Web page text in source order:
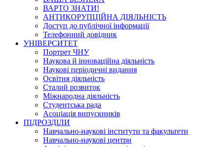
ВАРТО ЗНАТИ!
АНТИКОРУПЦІЙНА ДІЯЛЬНІСТЬ
Доступ до публічної інформації
Телефонний довідник
УНІВЕРСИТЕТ
Портрет ЧНУ
Наукова й інноваційна діяльність
Наукові періодичні видання
Освітня діяльність
Сталий розвиток
Міжнародна діяльність
Студентська рада
Асоціація випускників
ПІДРОЗДІЛИ
Навчально-наукові інститути та факультети
Навчально-наукові центри